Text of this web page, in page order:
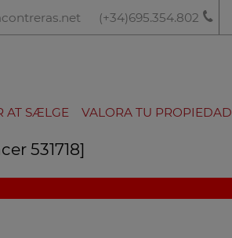
(+34)695.354.802
AT SÆLGE VALORA TU PROPIEDAD
531718]